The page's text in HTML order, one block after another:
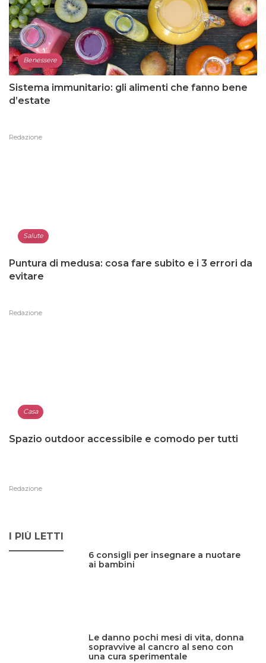
Benessere
Sistema immunitario: gli alimenti che fanno bene
d’estate
Redazione
Salute
Puntura di medusa: cosa fare subito e i 3 errori da
evitare
Redazione
Casa
Spazio outdoor accessibile e comodo per tutti
Redazione
I PIÙ LETTI
6 consigli per insegnare a nuotare
ai bambini
Le danno pochi mesi di vita, donna
sopravvive al cancro al seno con
una cura sperimentale